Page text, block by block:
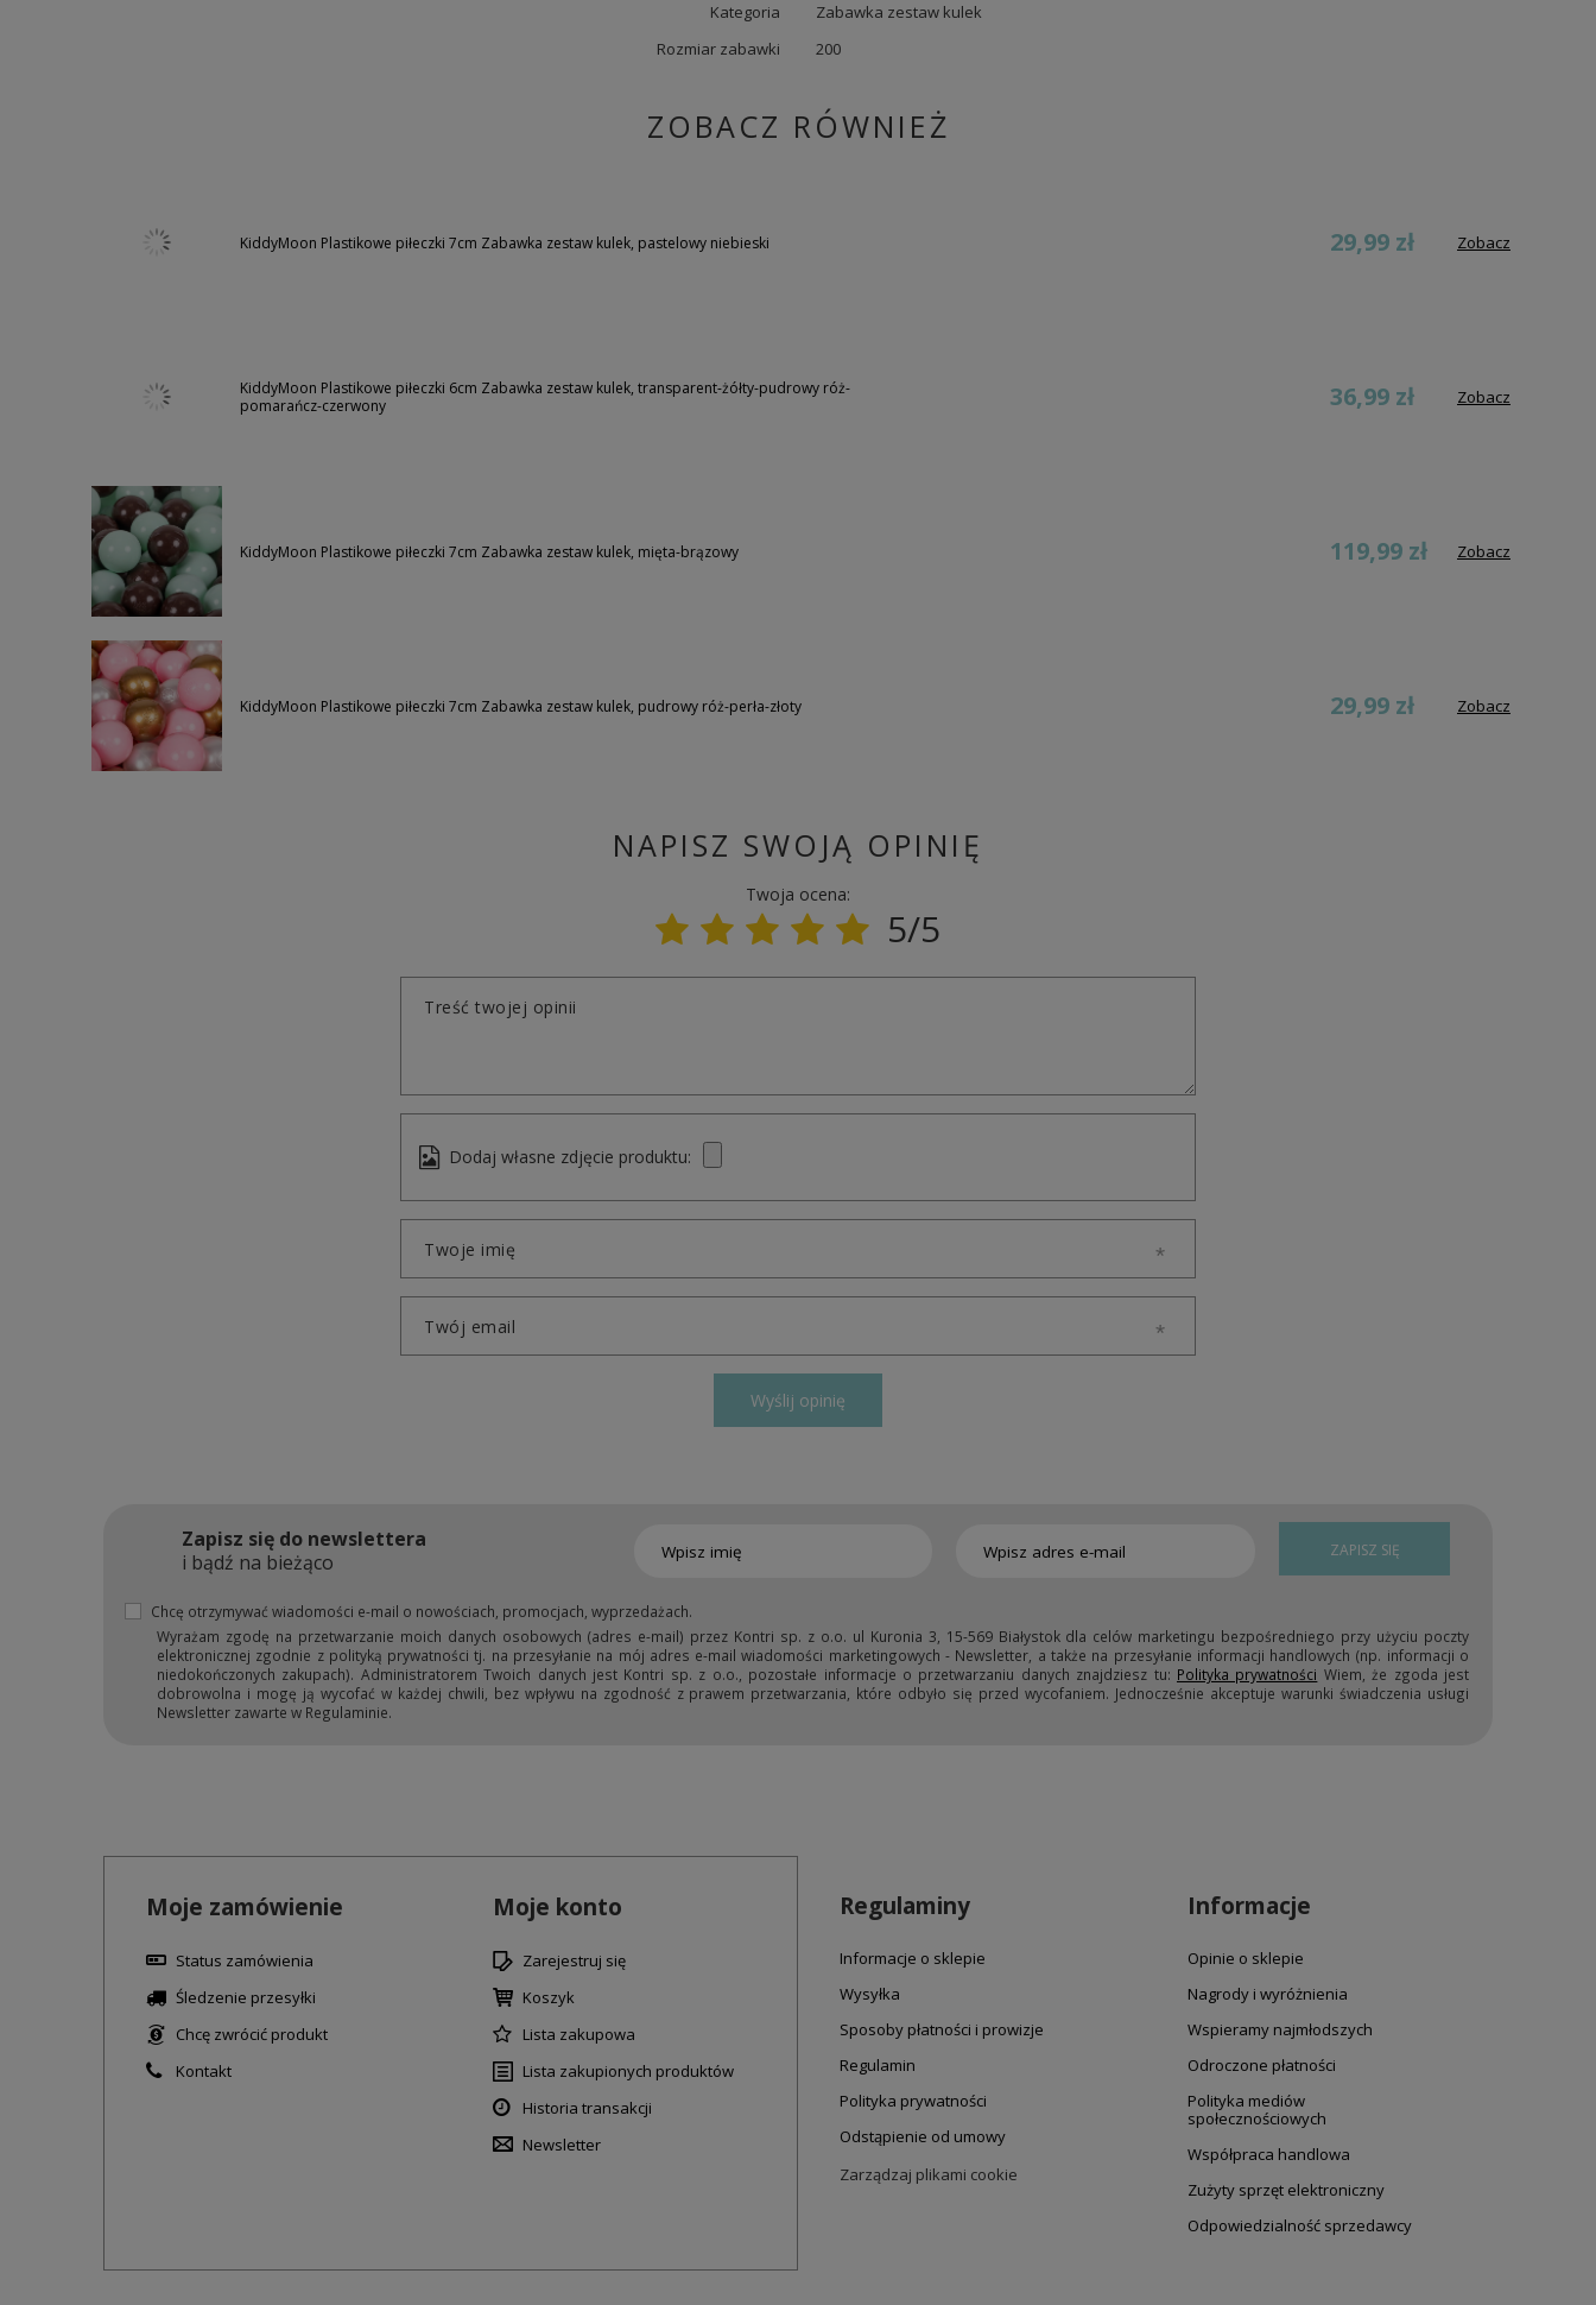
Kategoria
Zabawka zestaw kulek
Rozmiar zabawki
200
ZOBACZ RÓWNIEŻ
KiddyMoon Plastikowe piłeczki 7cm Zabawka zestaw kulek, pastelowy niebieski 29,99 zł Zobacz
KiddyMoon Plastikowe piłeczki 6cm Zabawka zestaw kulek, transparent-żółty-pudrowy róż-
pomarańcz-czerwony
36,99 zł Zobacz
KiddyMoon Plastikowe piłeczki 7cm Zabawka zestaw kulek, mięta-brązowy 119,99 zł Zobacz
KiddyMoon Plastikowe piłeczki 7cm Zabawka zestaw kulek, pudrowy róż-perła-złoty 29,99 zł Zobacz
NAPISZ SWOJĄ OPINIĘ
Twoja ocena:
5/5
Treść twojej opinii
Dodaj własne zdjęcie produktu:
Twoje imię
Twój email
Wyślij opinię
Zapisz się do newslettera
i bądź na bieżąco
ZAPISZ SIĘ
Chcę otrzymywać wiadomości e-mail o nowościach, promocjach, wyprzedażach.
Wyrażam zgodę na przetwarzanie moich danych osobowych (adres e-mail) przez Kontri sp. z o.o. ul Kuronia 3, 15-569 Białystok dla celów marketingu bezpośredniego przy użyciu poczty
elektronicznej zgodnie z polityką prywatności tj. na przesyłanie na mój adres e-mail wiadomości marketingowych - Newsletter, a także na przesyłanie informacji handlowych (np. informacji o
niedokończonych zakupach). Administratorem Twoich danych jest Kontri sp. z o.o., pozostałe informacje o przetwarzaniu danych znajdziesz tu: Polityka prywatności Wiem, że zgoda jest
dobrowolna i mogę ją wycofać w każdej chwili, bez wpływu na zgodność z prawem przetwarzania, które odbyło się przed wycofaniem. Jednocześnie akceptuje warunki świadczenia usługi
Newsletter zawarte w Regulaminie.
Moje zamówienie
Status zamówienia
Śledzenie przesyłki
Chcę zwrócić produkt
Kontakt
Moje konto
Zarejestruj się
Koszyk
Lista zakupowa
Lista zakupionych produktów
Historia transakcji
Newsletter
Regulaminy
Informacje o sklepie
Wysyłka
Sposoby płatności i prowizje
Regulamin
Polityka prywatności
Odstąpienie od umowy
Zarządzaj plikami cookie
Informacje
Opinie o sklepie
Nagrody i wyróżnienia
Wspieramy najmłodszych
Odroczone płatności
Polityka mediów
społecznościowych
Współpraca handlowa
Zużyty sprzęt elektroniczny
Odpowiedzialność sprzedawcy